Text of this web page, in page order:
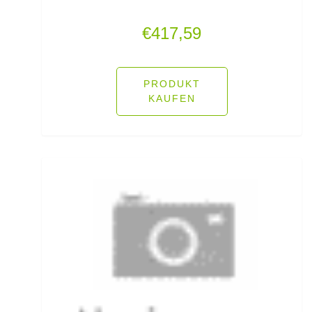
€417,59
PRODUKT
KAUFEN
Fertig montierte Gummifische
Fertige Meeresvorfächer